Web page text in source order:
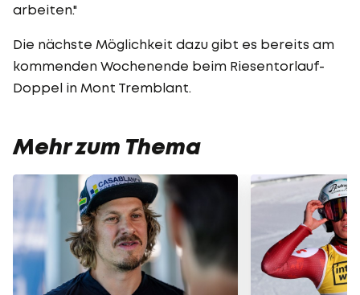
arbeiten."
Die nächste Möglichkeit dazu gibt es bereits am
kommenden Wochenende beim Riesentorlauf-
Doppel in Mont Tremblant.
Mehr zum Thema